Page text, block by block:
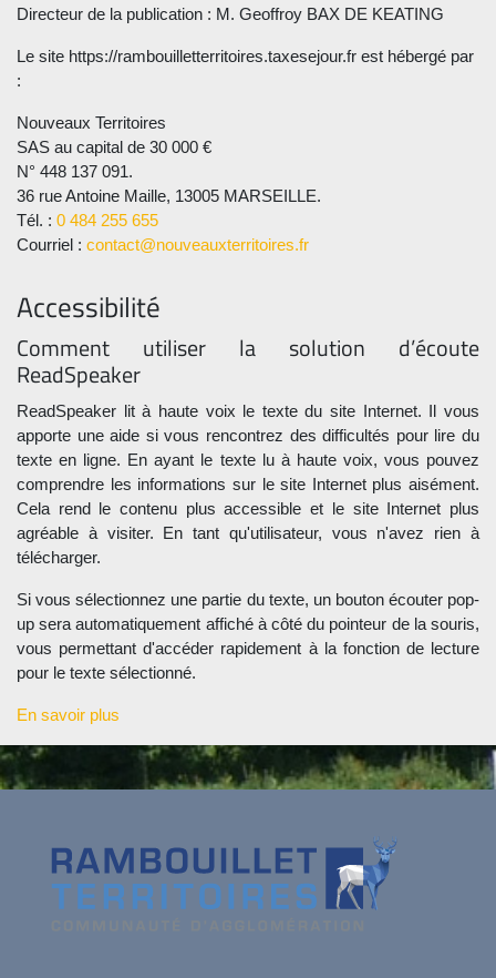
Directeur de la publication : M. Geoffroy BAX DE KEATING
Le site https://rambouilletterritoires.taxesejour.fr est hébergé par
:
Nouveaux Territoires
SAS au capital de 30 000 €
N° 448 137 091.
36 rue Antoine Maille, 13005 MARSEILLE.
Tél. : 0 484 255 655
Courriel : contact@nouveauxterritoires.fr
Accessibilité
Comment utiliser la solution d’écoute
ReadSpeaker
ReadSpeaker lit à haute voix le texte du site Internet. Il vous
apporte une aide si vous rencontrez des difficultés pour lire du
texte en ligne. En ayant le texte lu à haute voix, vous pouvez
comprendre les informations sur le site Internet plus aisément.
Cela rend le contenu plus accessible et le site Internet plus
agréable à visiter. En tant qu'utilisateur, vous n'avez rien à
télécharger.
Si vous sélectionnez une partie du texte, un bouton écouter pop-
up sera automatiquement affiché à côté du pointeur de la souris,
vous permettant d'accéder rapidement à la fonction de lecture
pour le texte sélectionné.
En savoir plus